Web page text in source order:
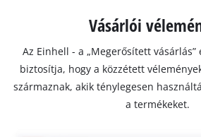
Vásárlói
Az Einhell - a „Megerősített
biztosítja, hogy a közzétett
származnak, akik ténylegesen
a termékeket.